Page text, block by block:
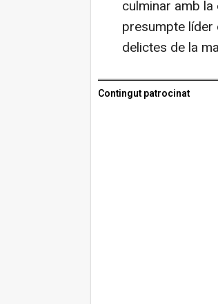
culminar amb
presumpte líder
delictes de la
Contingut patrocinat